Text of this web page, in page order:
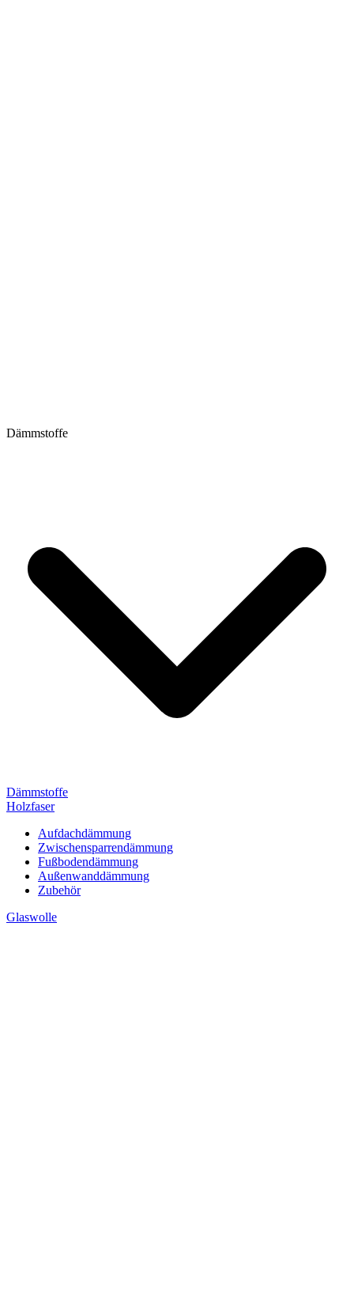
Dämmstoffe
Dämmstoffe
Holzfaser
Aufdachdämmung
Zwischensparrendämmung
Fußbodendämmung
Außenwanddämmung
Zubehör
Glaswolle